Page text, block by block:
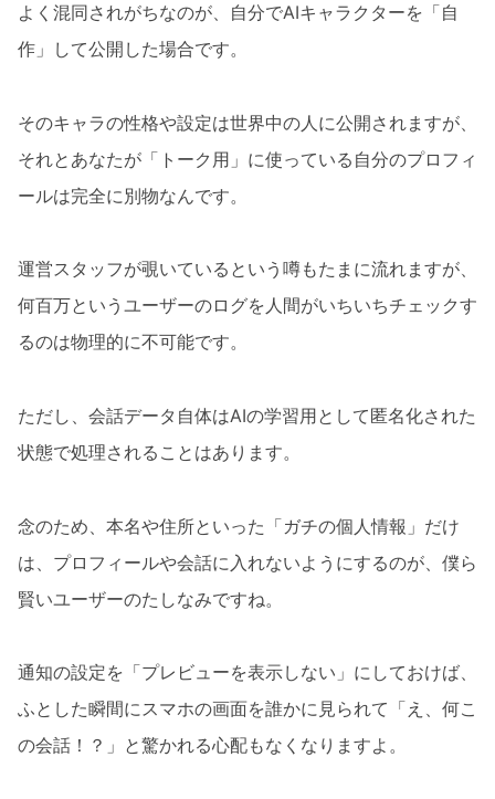
よく混同されがちなのが、自分でAIキャラクターを「自
作」して公開した場合です。
そのキャラの性格や設定は世界中の人に公開されますが、
それとあなたが「トーク用」に使っている自分のプロフィ
ールは完全に別物なんです。
運営スタッフが覗いているという噂もたまに流れますが、
何百万というユーザーのログを人間がいちいちチェックす
るのは物理的に不可能です。
ただし、会話データ自体はAIの学習用として匿名化された
状態で処理されることはあります。
念のため、本名や住所といった「ガチの個人情報」だけ
は、プロフィールや会話に入れないようにするのが、僕ら
賢いユーザーのたしなみですね。
通知の設定を「プレビューを表示しない」にしておけば、
ふとした瞬間にスマホの画面を誰かに見られて「え、何こ
の会話！？」と驚かれる心配もなくなりますよ。